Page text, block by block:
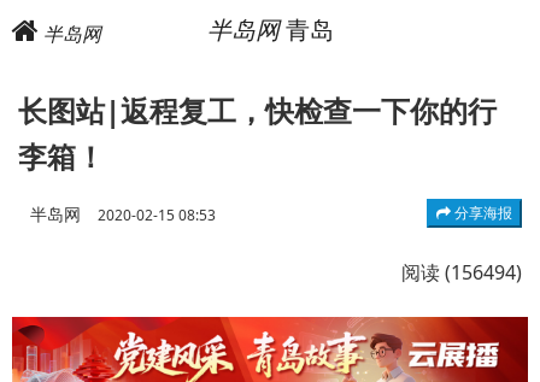
半岛网 半岛网青岛
长图站|返程复工，快检查一下你的行
李箱！
半岛网 2020-02-15 08:53 分享海报
阅读 (156494)